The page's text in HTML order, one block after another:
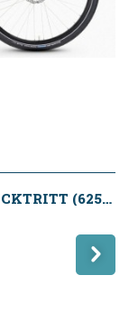
KREIDLER ECO 8+ PLUS GATES RÜCKTRITT (625WH) SMART SYSTEM 2025